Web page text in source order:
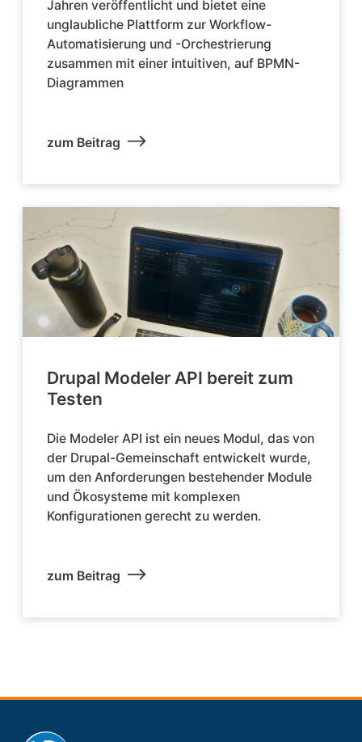
Jahren veröffentlicht und bietet eine
unglaubliche Plattform zur Workflow-
Automatisierung und -Orchestrierung
zusammen mit einer intuitiven, auf BPMN-
Diagrammen
zum Beitrag
Drupal Modeler API bereit zum
Testen
Die Modeler API ist ein neues Modul, das von
der Drupal-Gemeinschaft entwickelt wurde,
um den Anforderungen bestehender Module
und Ökosysteme mit komplexen
Konfigurationen gerecht zu werden.
zum Beitrag